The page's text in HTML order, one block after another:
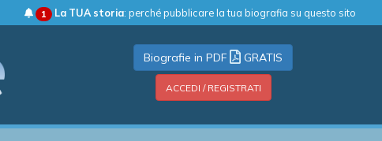
1 La TUA storia: perché pubblicare la tua biografia su questo sito
Biografie in PDF GRATIS
ACCEDI / REGISTRATI